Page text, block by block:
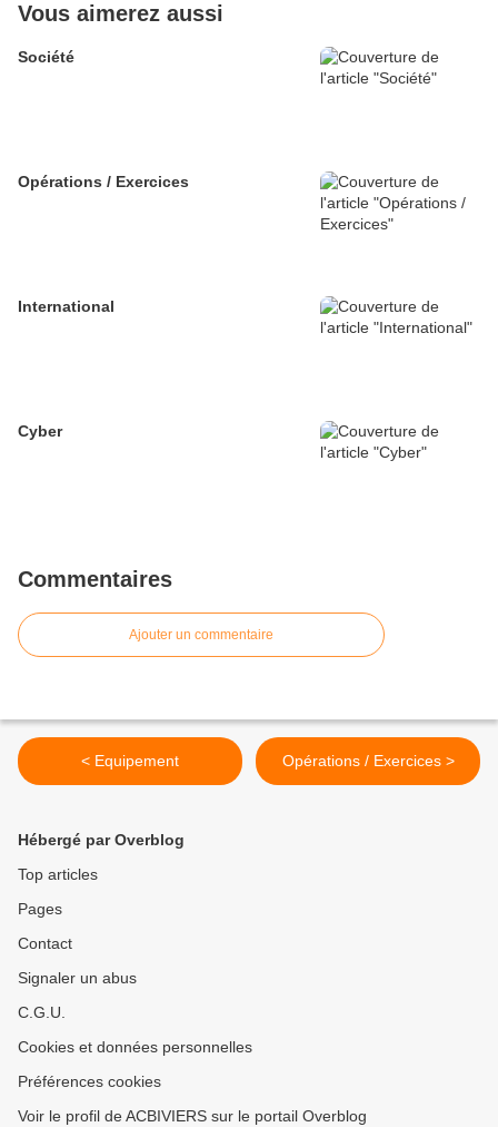
Vous aimerez aussi
Société
Opérations / Exercices
International
Cyber
Commentaires
Ajouter un commentaire
< Equipement Opérations / Exercices >
Hébergé par Overblog
Top articles
Pages
Contact
Signaler un abus
C.G.U.
Cookies et données personnelles
Préférences cookies
Voir le profil de ACBIVIERS sur le portail Overblog